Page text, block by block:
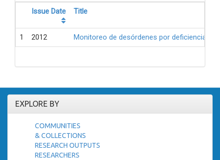
Issue Date Title
1 2012 Monitoreo de desórdenes por deficiencia
EXPLORE BY
COMMUNITIES
& COLLECTIONS
RESEARCH OUTPUTS
RESEARCHERS